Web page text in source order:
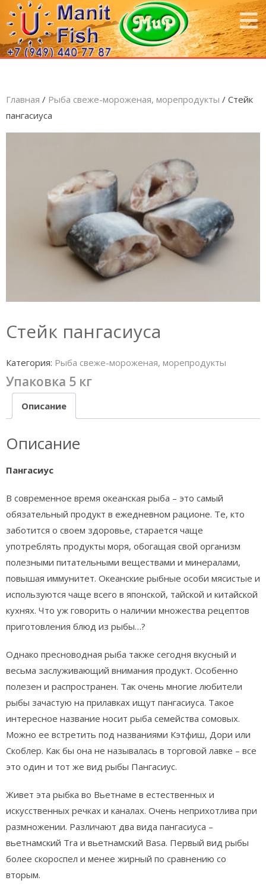
Главная / Рыба свеже-мороженая, морепродукты / Стейк
пангасиуса
Стейк пангасиуса
Категория: Рыба свеже-мороженая, морепродукты
Упаковка 5 кг
Описание
Описание
Пангасиус
В современное время океанская рыба – это самый
обязательный продукт в ежедневном рационе. Те, кто
заботится о своем здоровье, старается чаще
употреблять продукты моря, обогащая свой организм
полезными питательными веществами и минералами,
повышая иммунитет. Океанские рыбные особи мясистые и
используются чаще всего в японской, тайской и китайской
кухнях. Что уж говорить о наличии множества рецептов
приготовления блюд из рыбы…?
Однако пресноводная рыба также сегодня вкусный и
весьма заслуживающий внимания продукт. Особенно
полезен и распространен. Так очень многие любители
рыбы зачастую на прилавках ищут пангасиуса. Такое
интересное название носит рыба семейства сомовых.
Можно ее встретить под названиями Кэтфиш, Дори или
Скоблер. Как бы она не называлась в торговой лавке – все
это один и тот же вид рыбы Пангасиус.
Живет эта рыбка во Вьетнаме в естественных и
искусственных речках и каналах. Очень неприхотлива при
размножении. Различают два вида пангасиуса –
вьетнамский Tra и вьетнамский Basa. Первый вид рыбы
более скороспел и менее жирный по сравнению со
вторым.